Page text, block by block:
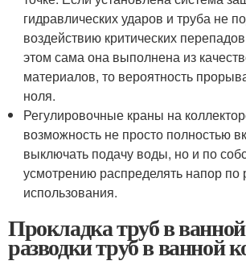
гидравлических ударов и труба не
воздействию критических
этом сама она выполнена из
материалов, то вероятность
ноля.
Регулировочные краны на
возможность не просто полностью
выключать подачу воды, но и по
усмотрению распределять напор по
использования.
Прокладка труб в
разводки труб в ванной